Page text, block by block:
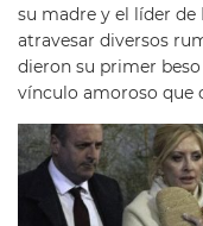
su madre y el líder de
atravesar diversos
dieron su primer
vínculo amoroso que